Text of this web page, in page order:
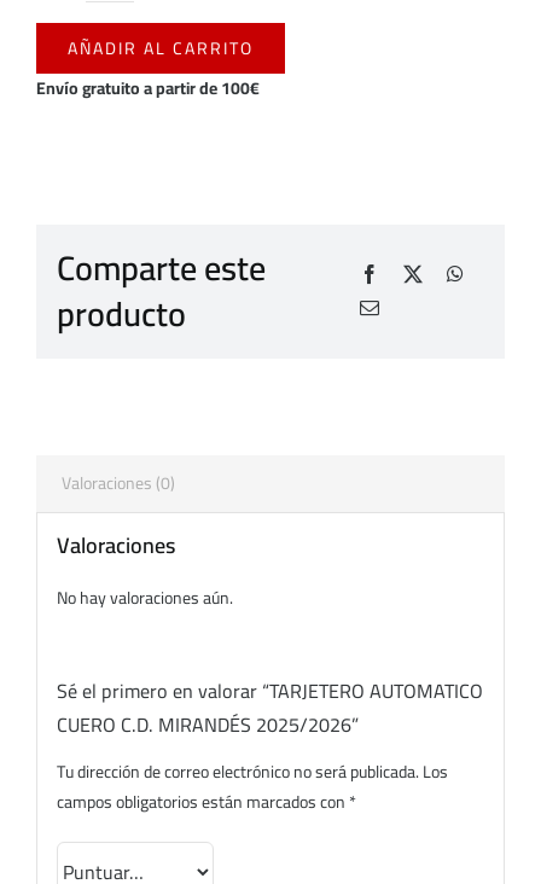
AUTOMATICO
CUERO
C.D.
AÑADIR AL CARRITO
Envío gratuito a partir de 100€
Comparte este
producto
Valoraciones (0)
Valoraciones
No hay valoraciones aún.
Sé el primero en valorar “TARJETERO AUTOMATICO
CUERO C.D. MIRANDÉS 2025/2026”
Tu dirección de correo electrónico no será publicada.Los
campos obligatorios están marcados con*